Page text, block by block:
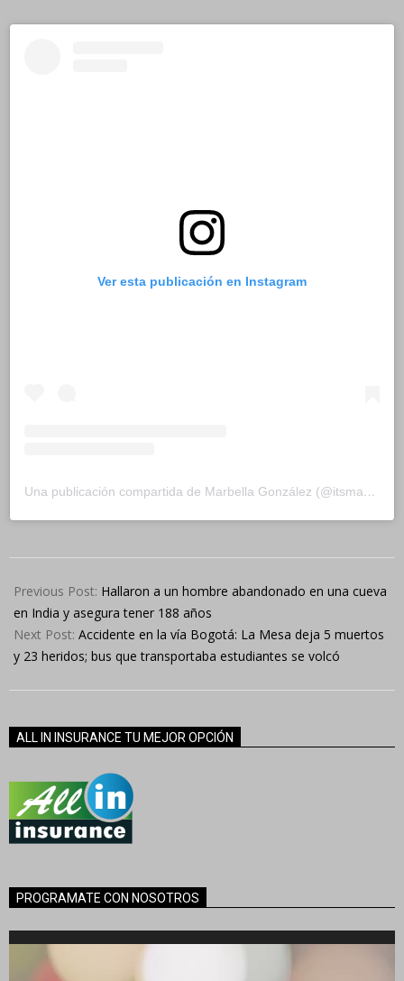
Ver esta publicación en Instagram
Una publicación compartida de Marbella González (@itsmarbella3)
10-
04
Previous Post: Hallaron a un hombre abandonado en una cueva
en India y asegura tener 188 años
Next Post: Accidente en la vía Bogotá: La Mesa deja 5 muertos
y 23 heridos; bus que transportaba estudiantes se volcó
ALL IN INSURANCE TU MEJOR OPCIÓN
PROGRAMATE CON NOSOTROS